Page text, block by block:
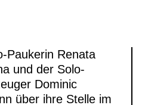
Paukerin Renata
und der Solo-
Dominic
über ihre Stelle im